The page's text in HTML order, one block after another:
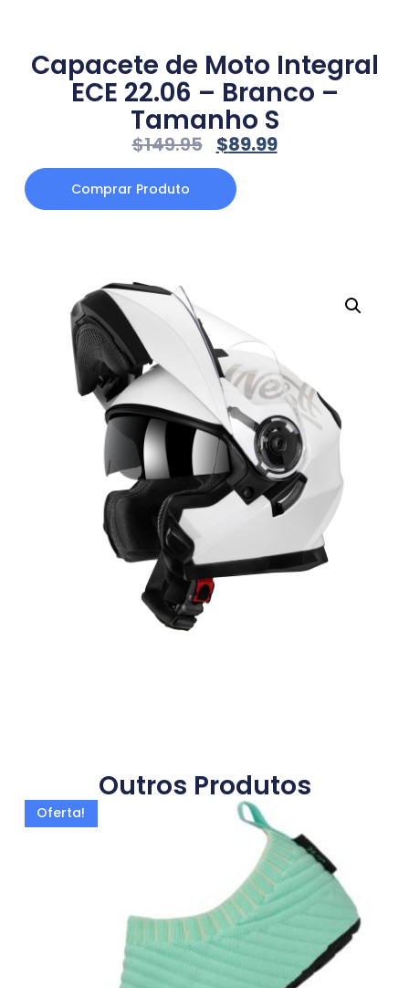
Capacete de Moto Integral
ECE 22.06 – Branco –
Tamanho S
$149.95 $89.99
Comprar Produto
Outros Produtos
Oferta!